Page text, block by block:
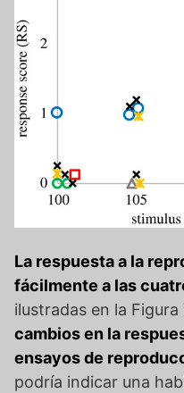
La respuesta a la
fácilmente a las
ilustradas en la Figura
cambios en la
ensayos de
podría indicar una